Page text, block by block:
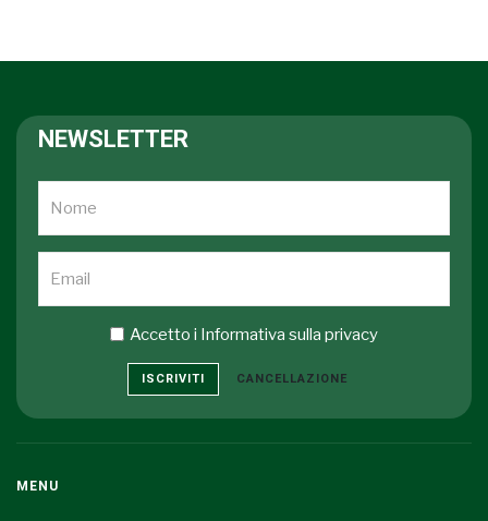
NEWSLETTER
Accetto i Informativa sulla privacy
ISCRIVITI CANCELLAZIONE
MENU